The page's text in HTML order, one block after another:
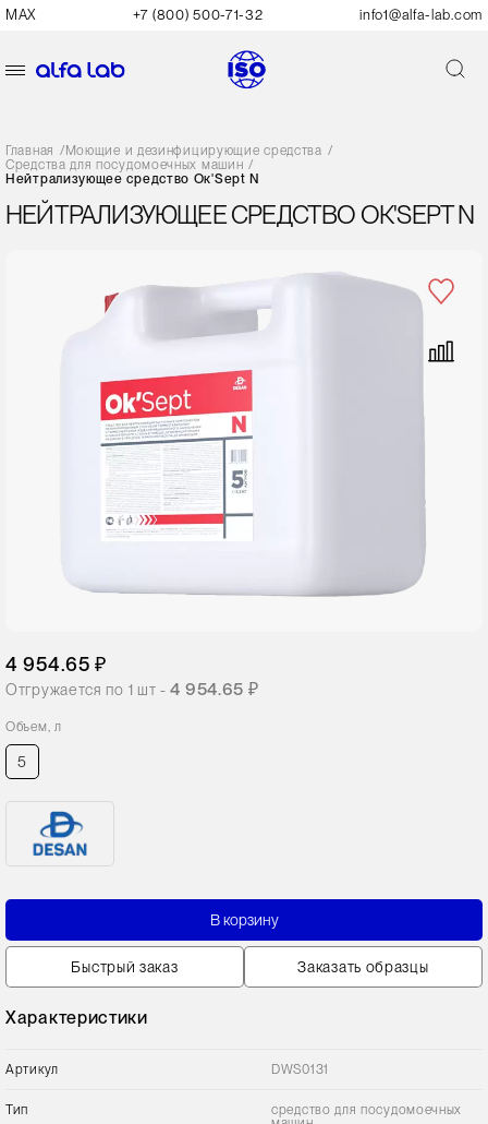
MAX +7 (800) 500-71-32 info1@alfa-lab.com
Главная /Моющие и дезинфицирующие средства /
Средства для посудомоечных машин /
Нейтрализующее средство Ок'Sept N
НЕЙТРАЛИЗУЮЩЕЕ СРЕДСТВО ОК'SEPT N
4 954.65 ₽
Отгружается по 1 шт -4 954.65 ₽
Объем, л
5
В корзину
Быстрый заказ Заказать образцы
Характеристики
Артикул DWS0131
Тип
средство для посудомоечных